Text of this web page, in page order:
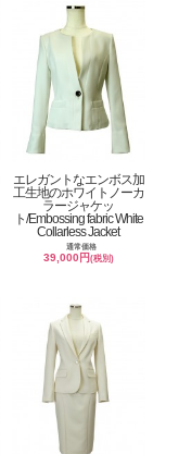
エレガントなエンボス加
工生地のホワイトノーカ
ラージャケッ
ト/Embossing fabric White
Collarless Jacket
通常価格
39,000円 (税別)